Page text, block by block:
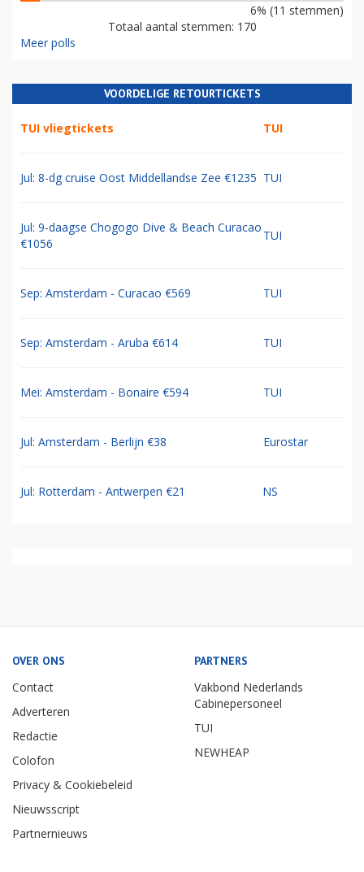
6% (11 stemmen)
Totaal aantal stemmen: 170
Meer polls
VOORDELIGE RETOURTICKETS
TUI vliegtickets TUI
Jul: 8-dg cruise Oost Middellandse Zee €1235 TUI
Jul: 9-daagse Chogogo Dive & Beach Curacao
€1056
TUI
Sep: Amsterdam - Curacao €569 TUI
Sep: Amsterdam - Aruba €614 TUI
Mei: Amsterdam - Bonaire €594 TUI
Jul: Amsterdam - Berlijn €38 Eurostar
Jul: Rotterdam - Antwerpen €21 NS
OVER ONS
Contact
Adverteren
Redactie
Colofon
Privacy & Cookiebeleid
Nieuwsscript
Partnernieuws
PARTNERS
Vakbond Nederlands
Cabinepersoneel
TUI
NEWHEAP